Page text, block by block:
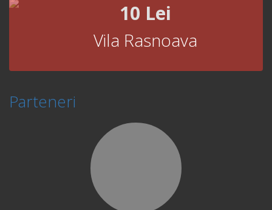
10 Lei
Vila Rasnoava
Parteneri